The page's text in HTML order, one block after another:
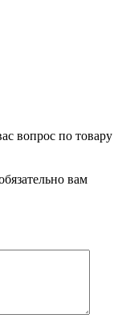
вопрос по товару
вам